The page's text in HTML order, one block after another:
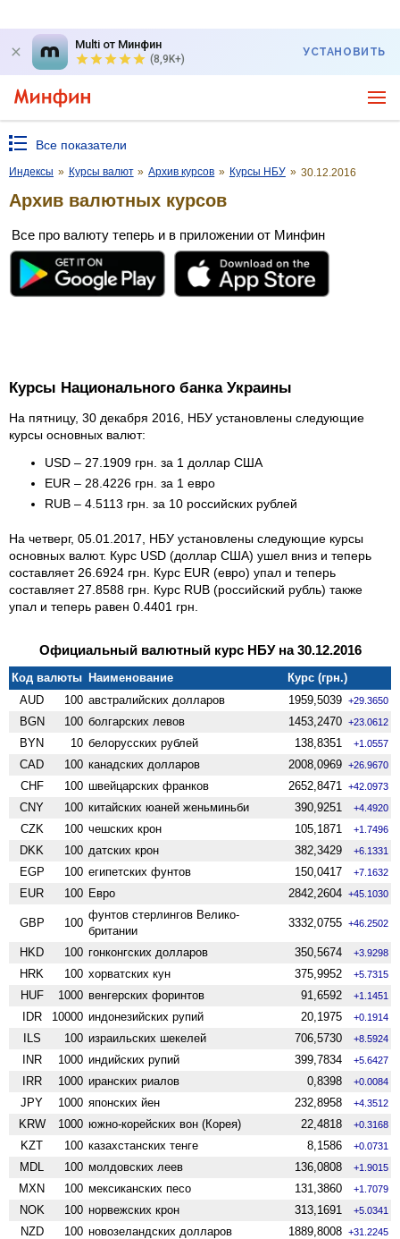
Multi от Минфин
(8,9K+)
УСТАНОВИТЬ
Все показатели
Индексы » Курсы валют » Архив курсов » Курсы НБУ » 30.12.2016
Архив валютных курсов
Все про валюту теперь и в приложении от Минфин
Курсы Национального банка Украины
На пятницу, 30 декабря 2016, НБУ установлены следующие
курсы основных валют:
USD – 27.1909 грн. за 1 доллар США
EUR – 28.4226 грн. за 1 евро
RUB – 4.5113 грн. за 10 российских рублей
На четверг, 05.01.2017, НБУ установлены следующие курсы
основных валют. Курс USD (доллар США) ушел вниз и теперь
составляет 26.6924 грн. Курс EUR (евро) упал и теперь
составляет 27.8588 грн. Курс RUB (российский рубль) также
упал и теперь равен 0.4401 грн.
Официальный валютный курс НБУ на 30.12.2016
Код валюты Наименование
Курс (грн.)
AUD
100 австралийских долларов 1959,5039 +29.3650
BGN 100 болгарских левов 1453,2470 +23.0612
BYN 10 белорусских рублей 138,8351 +1.0557
CAD 100 канадских долларов 2008,0969 +26.9670
CHF 100 швейцарских франков 2652,8471 +42.0973
CNY 100 китайских юаней женьминьби 390,9251 +4.4920
CZK 100 чешских крон 105,1871 +1.7496
DKK 100 датских крон 382,3429 +6.1331
EGP 100 египетских фунтов 150,0417 +7.1632
EUR 100 Евро 2842,2604 +45.1030
GBP 100
фунтов стерлингов Велико­
британии
3332,0755 +46.2502
HKD 100 гонконгских долларов 350,5674 +3.9298
HRK 100 хорватских кун 375,9952 +5.7315
HUF 1000 венгерских форинтов 91,6592 +1.1451
IDR 10000 индонезийских рупий 20,1975 +0.1914
ILS 100 израильских шекелей 706,5730 +8.5924
INR 1000 индийских рупий 399,7834 +5.6427
IRR 1000 иранских риалов 0,8398 +0.0084
JPY 1000 японских йен 232,8958 +4.3512
KRW 1000 южно-корейских вон (Корея) 22,4818 +0.3168
KZT 100 казахстанских тенге 8,1586 +0.0731
MDL 100 молдовских леев 136,0808 +1.9015
MXN 100 мексиканских песо 131,3860 +1.7079
NOK 100 норвежских крон 313,1691 +5.0341
NZD 100 ново­зеландских долларов 1889,8008 +31.2245